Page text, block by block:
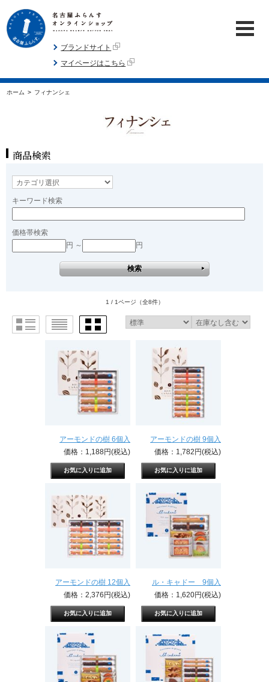
ブランドサイト
マイページはこちら
ホーム > フィナンシェ
商品検索
キーワード検索
価格帯検索
円 ～
円
1 / 1ページ （全8件）
アーモンドの樹 6個入
価格：1,188円(税込)
アーモンドの樹 9個入
価格：1,782円(税込)
アーモンドの樹 12個入
価格：2,376円(税込)
ル・キャドー 9個入
価格：1,620円(税込)